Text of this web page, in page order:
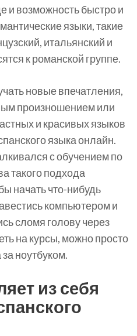
и возможность быстро и
языки, такие
итальянский и
к романской группе.
новые впечатления,
произношением или
и красивых языков
языка онлайн.
с обучением по
такого подхода
начать что-нибудь
компьютером и
сломя голову через
на курсы, можно просто
ноутбуком.
из себя